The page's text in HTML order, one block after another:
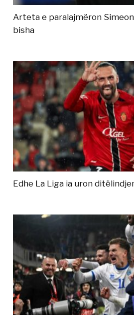
Arteta e paralajmëron
bisha
Edhe La Liga ia uron